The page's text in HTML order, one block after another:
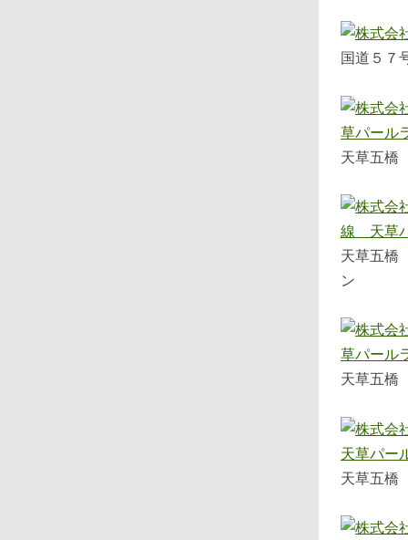
国道５７
天草五橋
天草五
ン
天草五橋
天草五